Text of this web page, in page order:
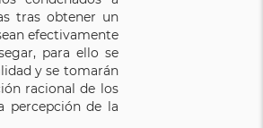
tras obtener un
efectivamente
para ello se
y se tomarán
racional de los
percepción de la